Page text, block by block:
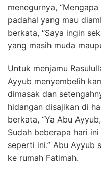
menegurnya,
padahal yang mau
berkata, “Saya ingin
yang masih muda
Untuk menjamu
Ayyub menyembelih
dimasak dan
hidangan disajikan di
berkata, “Ya Abu
Sudah beberapa hari
seperti ini.” Abu Ayyub
ke rumah Fatimah.